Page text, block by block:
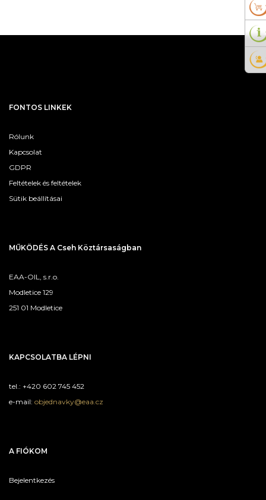
FONTOS LINKEK
Rólunk
Kapcsolat
GDPR
Feltételek és feltételek
Sütik beállításai
MŰKÖDÉS A Cseh Köztársaságban
EAA-OIL, s.r.o.
Modletice 129
251 01 Modletice
KAPCSOLATBA LÉPNI
tel.: +420 602 745 452
e-mail: objednavky@eaa.cz
A FIÓKOM
Bejelentkezés